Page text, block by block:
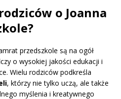
o Joanna
przedszkole są na ogół
o wysokiej jakości edukacji i
Wielu rodziców podkreśla
, którzy nie tylko uczą, ale także
myślenia i kreatywnego